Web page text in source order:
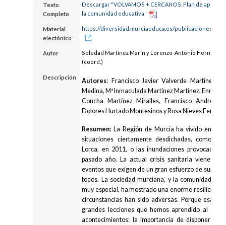
Texto
Completo
Descargar "VOLVAMOS + CERCANOS. Plan de apoyo
la comunidad educativa"
Material
electónico
https://diversidad.murciaeduca.es/publicaciones/
Autor
Soledad Martínez Marín y Lorenzo-Antonio
(coord.)
Descripción
Autores: Francisco Javier Valverde Martínez,
Medina, Mª Inmaculada Martínez Martínez, Enrique
Concha Martínez Miralles, Francisco Andrés
Dolores Hurtado Montesinos y Rosa Nieves
Resumen: La Región de Murcia ha vivido en su
situaciones ciertamente desdichadas, como
Lorca, en 2011, o las inundaciones provocadas
pasado año. La actual crisis sanitaria viene a
eventos que exigen de un gran esfuerzo de
todos. La sociedad murciana, y la comunidad
muy especial, ha mostrado una enorme resiliencia
circunstancias han sido adversas. Porque esa
grandes lecciones que hemos aprendido al
acontecimientos: la importancia de disponer de